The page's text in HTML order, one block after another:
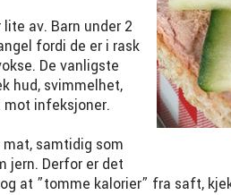
av. Barn under 2
fordi de er i rask
De vanligste
hud, svimmelhet,
infeksjoner.
samtidig som
jern. Derfor er det
at ”tomme kalorier” fra saft,